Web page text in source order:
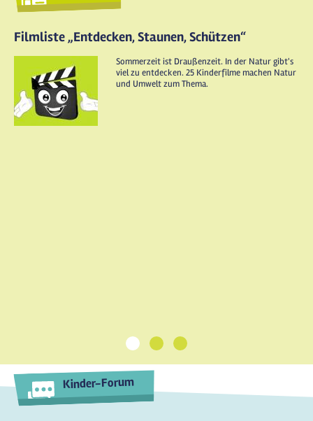
Filmliste „Entdecken, Staunen, Schützen“
Sommerzeit ist Draußenzeit. In der Natur gibt's
viel zu entdecken. 25 Kinderfilme machen Natur
und Umwelt zum Thema.
1 2 3
Kinder-Forum